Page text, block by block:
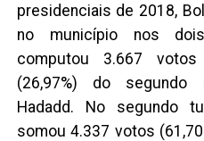
presidenciais de 2018,
no município nos
computou 3.667
(26,97%) do segundo
Hadadd. No segundo
somou 4.337 votos